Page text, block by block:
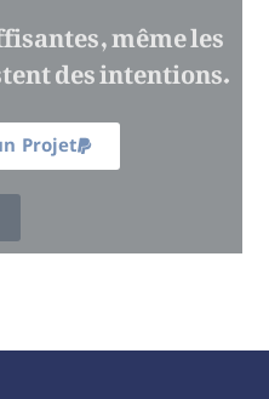
même les
des intentions.
Projet